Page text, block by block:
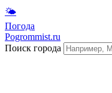
🌤
Погода
Pogrommist.ru
Поиск города